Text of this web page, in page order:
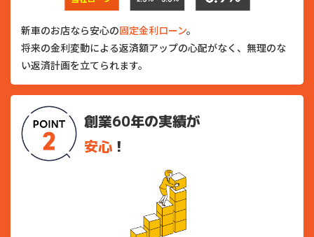
新車のお店なら安心の固定金利ローン。
将来の金利変動による返済額アップの心配がなく、無理のな
い返済計画を立てられます。
創業60年の実績が
安心 ！